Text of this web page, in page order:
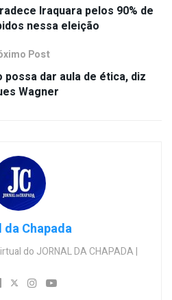
Iraquara pelos 90% de
nessa eleição
Post
dar aula de ética, diz
Wagner
Chapada
do JORNAL DA CHAPADA |